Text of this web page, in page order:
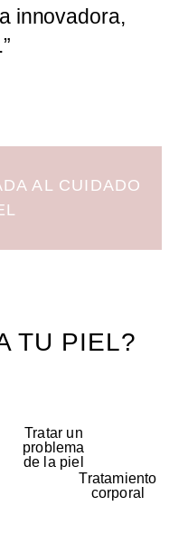
innovadora,
AL CUIDADO
TU PIEL?
Tratar un
problema
de la piel
Tratamiento
corporal